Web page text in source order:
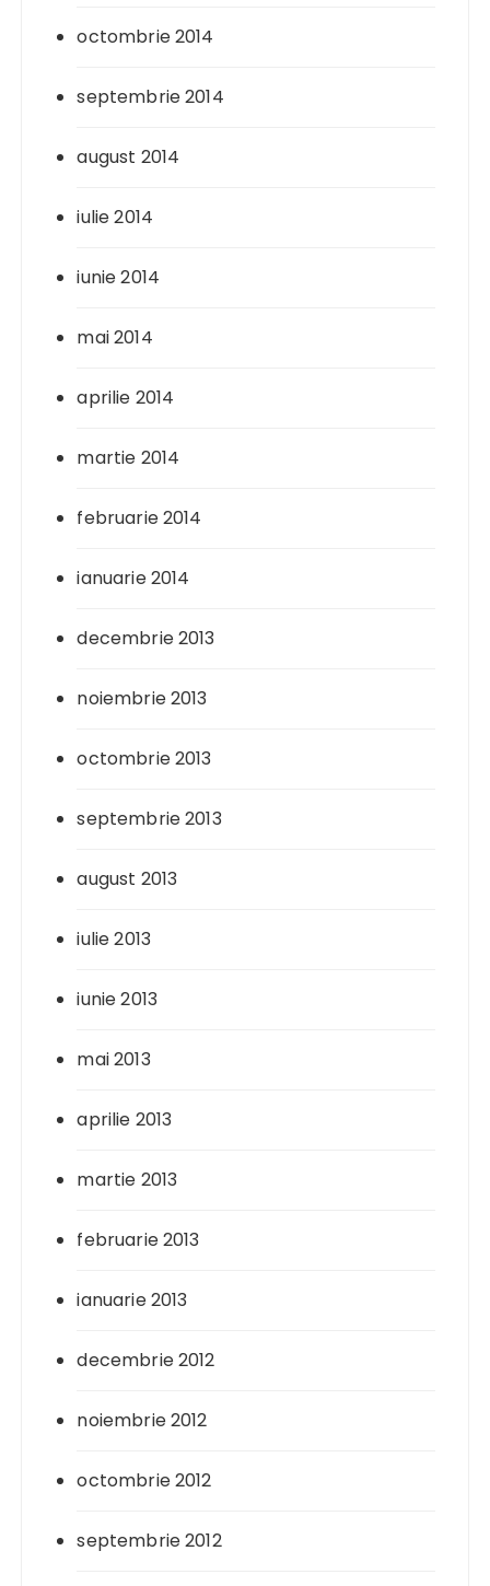
octombrie 2014
septembrie 2014
august 2014
iulie 2014
iunie 2014
mai 2014
aprilie 2014
martie 2014
februarie 2014
ianuarie 2014
decembrie 2013
noiembrie 2013
octombrie 2013
septembrie 2013
august 2013
iulie 2013
iunie 2013
mai 2013
aprilie 2013
martie 2013
februarie 2013
ianuarie 2013
decembrie 2012
noiembrie 2012
octombrie 2012
septembrie 2012